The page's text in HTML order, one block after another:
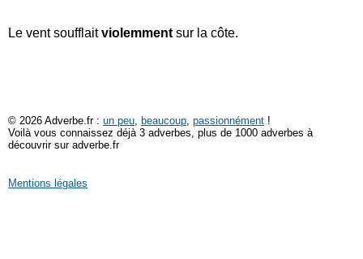
Le vent soufflaitviolemment sur la côte.
© 2026 Adverbe.fr : un peu beaucoup passionnément !
Voilà vous connaissez déjà 3 adverbes, plus de 1000 adverbes à
découvrir sur adverbe.fr
Mentions légales